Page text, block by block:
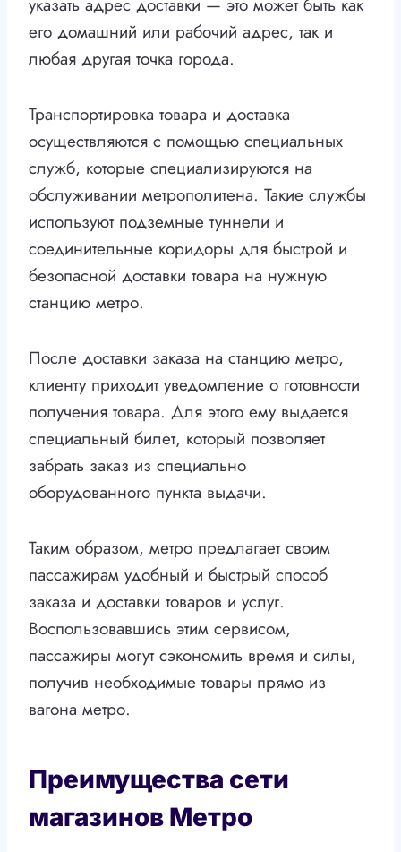
указать адрес доставки — это может быть как
его домашний или рабочий адрес, так и
любая другая точка города.
Транспортировка товара и доставка
осуществляются с помощью специальных
служб, которые специализируются на
обслуживании метрополитена. Такие службы
используют подземные туннели и
соединительные коридоры для быстрой и
безопасной доставки товара на нужную
станцию метро.
После доставки заказа на станцию метро,
клиенту приходит уведомление о готовности
получения товара. Для этого ему выдается
специальный билет, который позволяет
забрать заказ из специально
оборудованного пункта выдачи.
Таким образом, метро предлагает своим
пассажирам удобный и быстрый способ
заказа и доставки товаров и услуг.
Воспользовавшись этим сервисом,
пассажиры могут сэкономить время и силы,
получив необходимые товары прямо из
вагона метро.
Преимущества сети
магазинов Метро